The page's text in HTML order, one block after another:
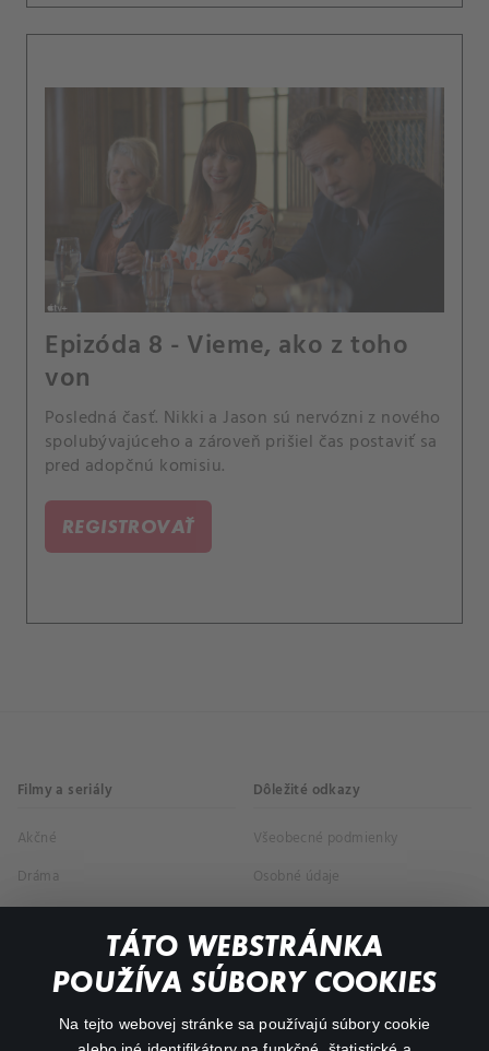
TÁTO WEBSTRÁNKA
POUŽÍVA SÚBORY COOKIES
Na tejto webovej stránke sa používajú súbory cookie
Epizóda 8 - Vieme, ako z toho
von
Posledná časť. Nikki a Jason sú nervózni z nového
spolubývajúceho a zároveň prišiel čas postaviť sa
pred adopčnú komisiu.
REGISTROVAŤ
Filmy a seriály
Akčné
Dráma
Dôležité odkazy
Všeobecné podmienky
Osobné údaje